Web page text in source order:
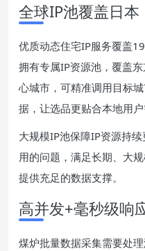
全球IP池覆盖日
优质动态住宅IP服务覆盖
拥有专属IP资源池，覆盖
心城市，可精准调用目标
据，让选品更贴合本地用户
大规模IP池保障IP资源持
用的问题，满足长期、大
提供充足的数据支撑。
高并发+毫秒级响
煤炉批量数据采集需要处